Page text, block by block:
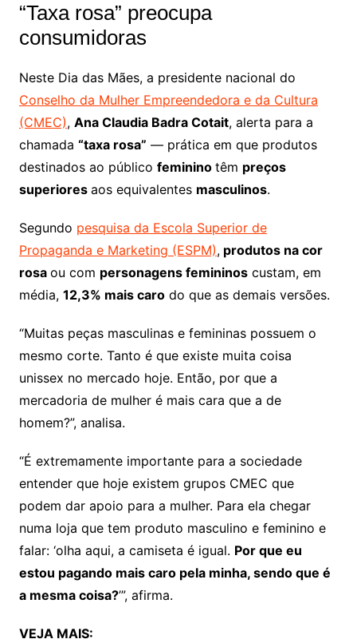
“Taxa rosa” preocupa
consumidoras
Neste Dia das Mães, a presidente nacional do
Conselho da Mulher Empreendedora e da Cultura
(CMEC), Ana Claudia Badra Cotait, alerta para a
chamada “taxa rosa” — prática em que produtos
destinados ao público feminino têm preços
superiores aos equivalentes masculinos.
Segundo pesquisa da Escola Superior de
Propaganda e Marketing (ESPM),produtos na cor
rosa ou com personagens femininoscustam, em
média, 12,3% mais carodo que as demais versões.
“Muitas peças masculinas e femininas possuem o
mesmo corte. Tanto é que existe muita coisa
unissex no mercado hoje. Então, por que a
mercadoria de mulher é mais cara que a de
homem?”, analisa.
“É extremamente importante para a sociedade
entender que hoje existem grupos CMEC que
podem dar apoio para a mulher. Para ela chegar
numa loja que tem produto masculino e feminino e
falar: ‘olha aqui, a camiseta é igual. Por que eu
estou pagando mais caro pela minha, sendo que é
a mesma coisa?’”, afirma.
VEJA MAIS: